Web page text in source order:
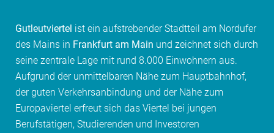
Gutleutviertel ist ein aufstrebender Stadtteil am Nordufer
des Mains in Frankfurt am Main und zeichnet sich durch
seine zentrale Lage mit rund 8.000 Einwohnern aus.
Aufgrund der unmittelbaren Nähe zum Hauptbahnhof,
der guten Verkehrsanbindung und der Nähe zum
Europaviertel erfreut sich das Viertel bei jungen
Berufstätigen, Studierenden und Investoren